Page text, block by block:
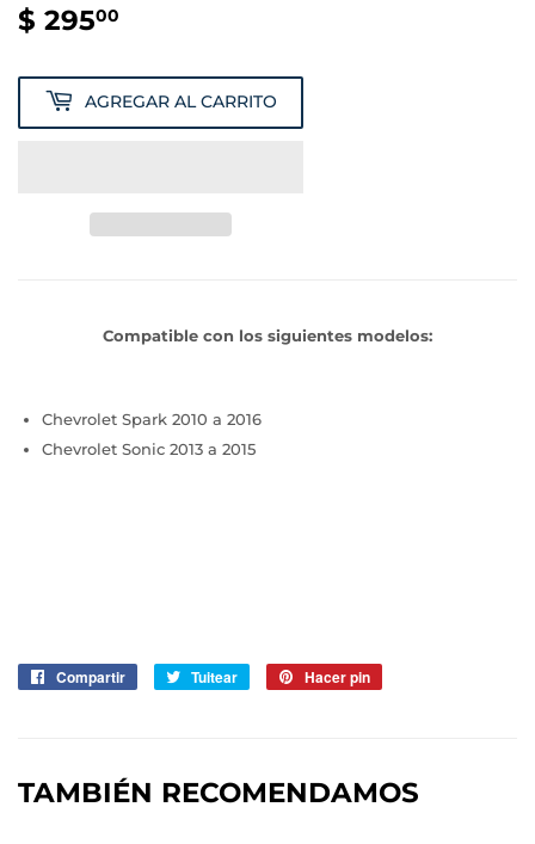
$ 29500
AGREGAR AL CARRITO
Compatible con los siguientes modelos:
Chevrolet Spark 2010 a 2016
Chevrolet Sonic 2013 a 2015
Compartir
CompartirTuitear
Tuitear Hacer pin
TAMBIÉN RECOMENDAMOS